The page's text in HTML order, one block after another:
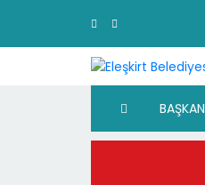
BAŞKAN